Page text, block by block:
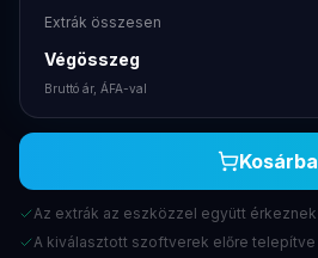
Extrák összesen
Végösszeg
Bruttó ár, ÁFA-val
Kosárba
Az extrák az eszközzel együtt érkeznek
A kiválasztott szoftverek előre telepítve